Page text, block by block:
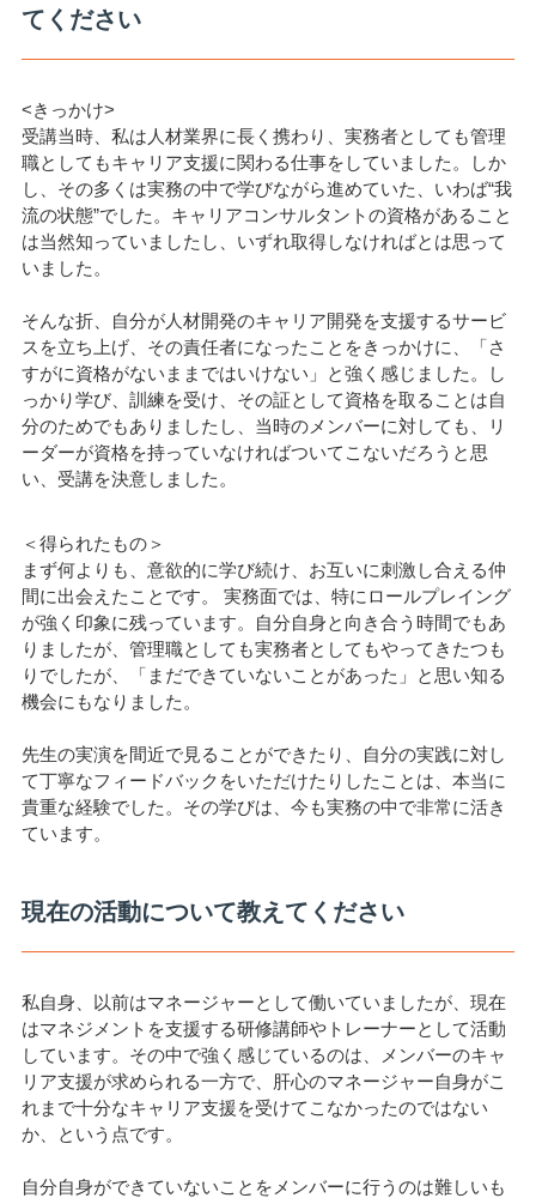
てください
<きっかけ>
受講当時、私は人材業界に長く携わり、実務者としても管理
職としてもキャリア支援に関わる仕事をしていました。しか
し、その多くは実務の中で学びながら進めていた、いわば“我
流の状態”でした。キャリアコンサルタントの資格があること
は当然知っていましたし、いずれ取得しなければとは思って
いました。
そんな折、自分が人材開発のキャリア開発を支援するサービ
スを立ち上げ、その責任者になったことをきっかけに、「さ
すがに資格がないままではいけない」と強く感じました。し
っかり学び、訓練を受け、その証として資格を取ることは自
分のためでもありましたし、当時のメンバーに対しても、リ
ーダーが資格を持っていなければついてこないだろうと思
い、受講を決意しました。
＜得られたもの＞
まず何よりも、意欲的に学び続け、お互いに刺激し合える仲
間に出会えたことです。 実務面では、特にロールプレイング
が強く印象に残っています。自分自身と向き合う時間でもあ
りましたが、管理職としても実務者としてもやってきたつも
りでしたが、「まだできていないことがあった」と思い知る
機会にもなりました。
先生の実演を間近で見ることができたり、自分の実践に対し
て丁寧なフィードバックをいただけたりしたことは、本当に
貴重な経験でした。その学びは、今も実務の中で非常に活き
ています。
現在の活動について教えてください
私自身、以前はマネージャーとして働いていましたが、現在
はマネジメントを支援する研修講師やトレーナーとして活動
しています。その中で強く感じているのは、メンバーのキャ
リア支援が求められる一方で、肝心のマネージャー自身がこ
れまで十分なキャリア支援を受けてこなかったのではない
か、という点です。
自分自身ができていないことをメンバーに行うのは難しいも